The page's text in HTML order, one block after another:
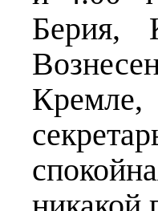
Берия,